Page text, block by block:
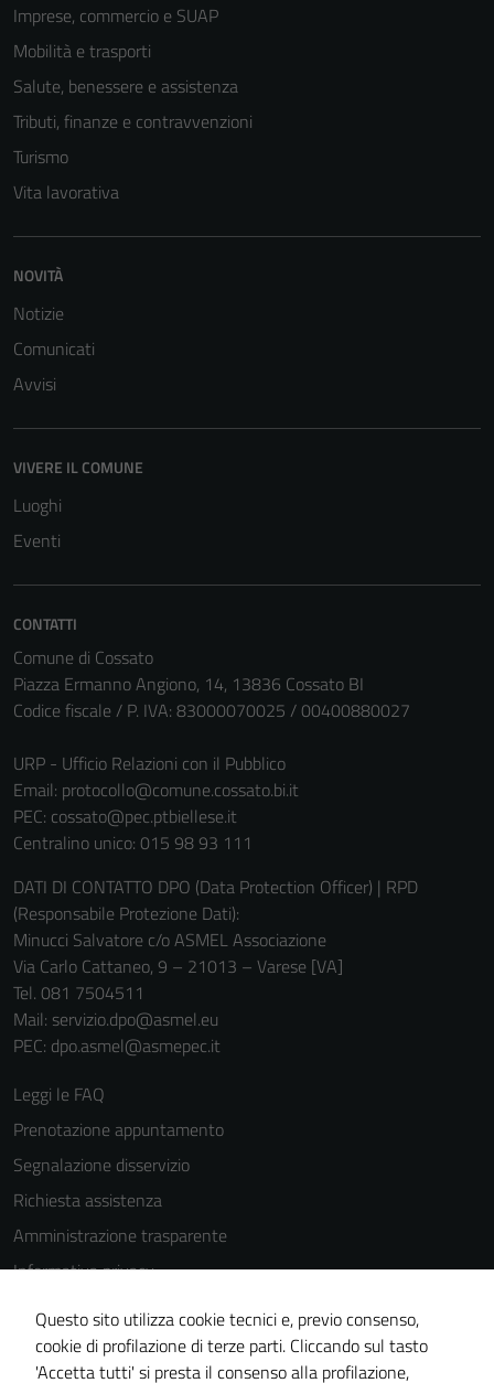
Imprese, commercio e SUAP
Mobilità e trasporti
Salute, benessere e assistenza
Tributi, finanze e contravvenzioni
Turismo
Vita lavorativa
NOVITÀ
Notizie
Comunicati
Avvisi
VIVERE IL COMUNE
Luoghi
Eventi
CONTATTI
Comune di Cossato
Piazza Ermanno Angiono, 14, 13836 Cossato BI
Codice fiscale / P. IVA: 83000070025 / 00400880027
URP - Ufficio Relazioni con il Pubblico
Email: protocollo@comune.cossato.bi.it
PEC: cossato@pec.ptbiellese.it
Centralino unico: 015 98 93 111
DATI DI CONTATTO DPO (Data Protection Officer) | RPD
(Responsabile Protezione Dati):
Minucci Salvatore c/o ASMEL Associazione
Via Carlo Cattaneo, 9 – 21013 – Varese [VA]
Tel. 081 7504511
Mail: servizio.dpo@asmel.eu
PEC: dpo.asmel@asmepec.it
Leggi le FAQ
Prenotazione appuntamento
Segnalazione disservizio
Richiesta assistenza
Amministrazione trasparente
Informativa privacy
Note legali
Dichiarazione di accessibilità
Questo sito utilizza cookie tecnici e, previo consenso,
cookie di profilazione di terze parti. Cliccando sul tasto
'Accetta tutti' si presta il consenso alla profilazione,
Questi cookie
del sito e non
possono
disabilitati.
Questi cookie
personali.